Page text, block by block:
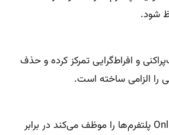
شود.
و افراط‌گرایی تمرکز کرده و حذف
را الزامی ساخته است.
قانون Online Safety Act پلتفرم‌ها را موظف می‌کند در برابر